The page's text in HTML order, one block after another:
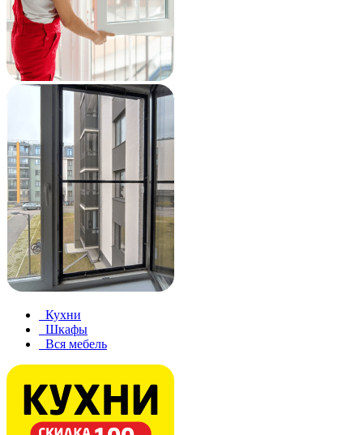
Кухни
Шкафы
Вся мебель